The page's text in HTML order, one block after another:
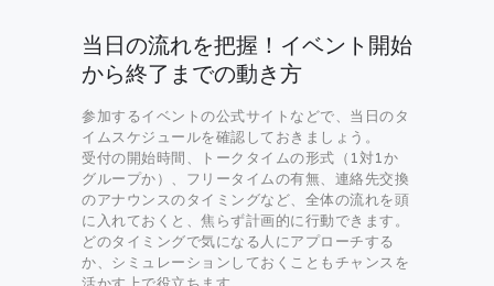
当日の流れを把握！イベント開始
から終了までの動き方
参加するイベントの公式サイトなどで、当日のタ
イムスケジュールを確認しておきましょう。
受付の開始時間、トークタイムの形式（1対1か
グループか）、フリータイムの有無、連絡先交換
のアナウンスのタイミングなど、全体の流れを頭
に入れておくと、焦らず計画的に行動できます。
どのタイミングで気になる人にアプローチする
か、シミュレーションしておくこともチャンスを